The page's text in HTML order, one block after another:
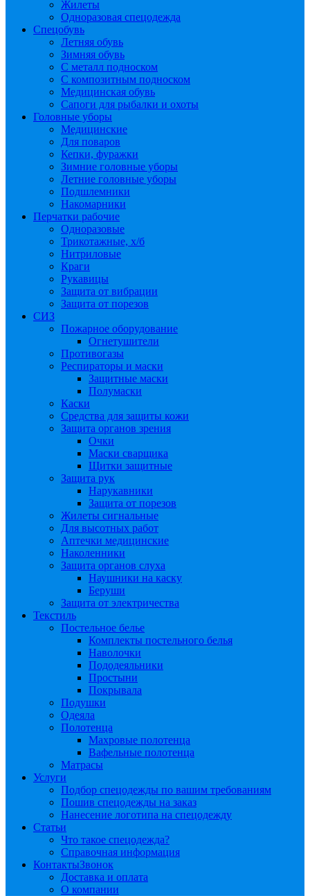
Жилеты
Одноразовая спецодежда
Спецобувь
Летняя обувь
Зимняя обувь
С металл подноском
С композитным подноском
Медицинская обувь
Сапоги для рыбалки и охоты
Головные уборы
Медицинские
Для поваров
Кепки, фуражки
Зимние головные уборы
Летние головные уборы
Подшлемники
Накомарники
Перчатки рабочие
Одноразовые
Трикотажные, х/б
Нитриловые
Краги
Рукавицы
Защита от вибрации
Защита от порезов
СИЗ
Пожарное оборудование
Огнетушители
Противогазы
Респираторы и маски
Защитные маски
Полумаски
Каски
Средства для защиты кожи
Защита органов зрения
Очки
Маски сварщика
Щитки защитные
Защита рук
Нарукавники
Защита от порезов
Жилеты сигнальные
Для высотных работ
Аптечки медицинские
Наколенники
Защита органов слуха
Наушники на каску
Беруши
Защита от электричества
Текстиль
Постельное белье
Комплекты постельного белья
Наволочки
Пододеяльники
Простыни
Покрывала
Подушки
Одеяла
Полотенца
Махровые полотенца
Вафельные полотенца
Матрасы
Услуги
Подбор спецодежды по вашим требованиям
Пошив спецодежды на заказ
Нанесение логотипа на спецодежду
Статьи
Что такое спецодежда?
Справочная информация
КонтактыЗвонок
Доставка и оплата
О компании